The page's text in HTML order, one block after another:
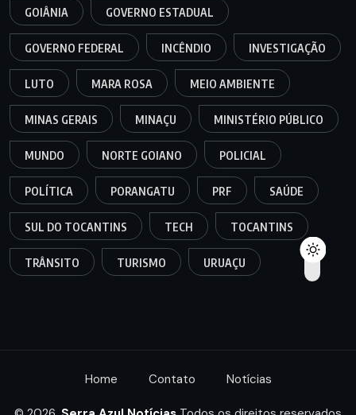
GOIÂNIA GOVERNO ESTADUAL
GOVERNO FEDERAL INCÊNDIO INVESTIGAÇÃO
LUTO MARA ROSA MEIO AMBIENTE
MINAS GERAIS MINAÇU MINISTÉRIO PÚBLICO
MUNDO NORTE GOIANO POLICIAL
POLÍTICA PORANGATU PRF SAÚDE
SUL DO TOCANTINS TECH TOCANTINS
TRÂNSITO TURISMO URUAÇU
Home Contato Notícias